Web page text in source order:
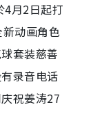
4月2日起打
动画角色
套装慈善
录音电话
祝姜涛27